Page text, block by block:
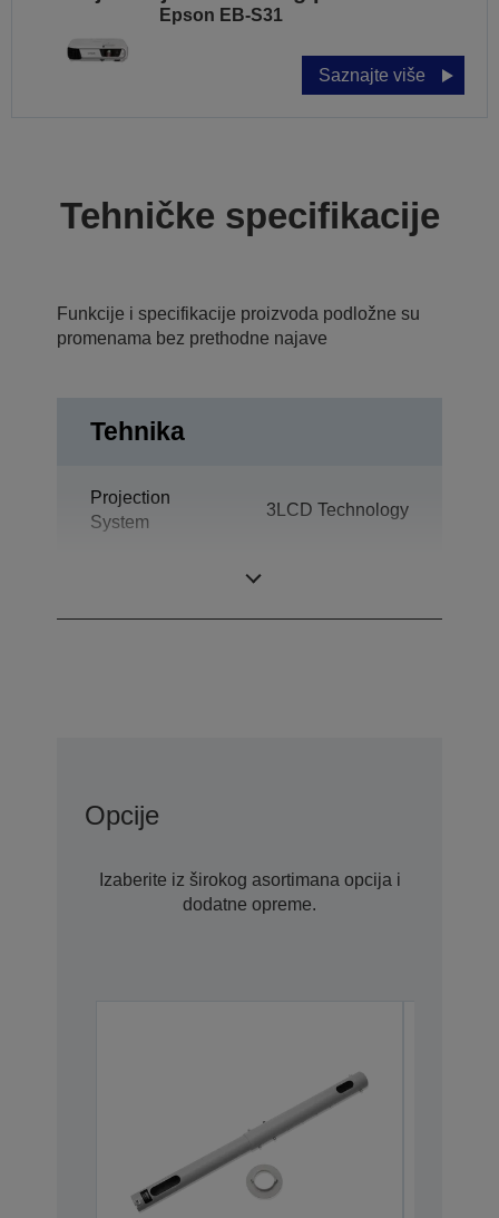
Epson EB-S31
Saznajte više
Tehničke specifikacije
Funkcije i specifikacije proizvoda podložne su
promenama bez prethodne najave
Tehnika
Projection
System
3LCD Technology
Opcije
Izaberite iz širokog asortimana opcija i
dodatne opreme.